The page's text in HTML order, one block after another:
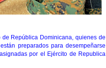
República Dominicana, quienes de
preparados para desempeñarse
por el Ejército de Republica